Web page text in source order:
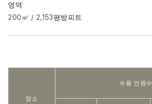
영역
200㎡ / 2,153평방피트
장소
수용 인원수